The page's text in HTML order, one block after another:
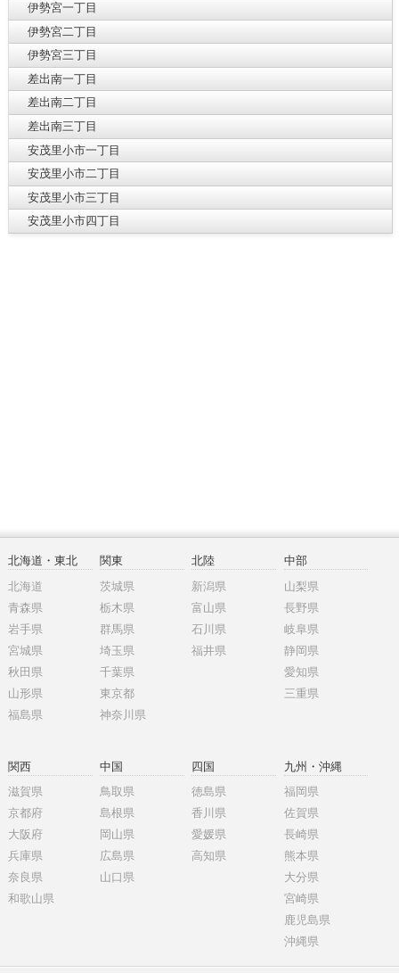
伊勢宮一丁目
伊勢宮二丁目
伊勢宮三丁目
差出南一丁目
差出南二丁目
差出南三丁目
安茂里小市一丁目
安茂里小市二丁目
安茂里小市三丁目
安茂里小市四丁目
北海道・東北
北海道
青森県
岩手県
宮城県
秋田県
山形県
福島県
関東
茨城県
栃木県
群馬県
埼玉県
千葉県
東京都
神奈川県
北陸
新潟県
富山県
石川県
福井県
中部
山梨県
長野県
岐阜県
静岡県
愛知県
三重県
関西
滋賀県
京都府
大阪府
兵庫県
奈良県
和歌山県
中国
鳥取県
島根県
岡山県
広島県
山口県
四国
徳島県
香川県
愛媛県
高知県
九州・沖縄
福岡県
佐賀県
長崎県
熊本県
大分県
宮崎県
鹿児島県
沖縄県